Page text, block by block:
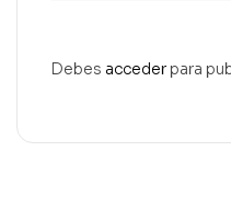
Debes acceder para